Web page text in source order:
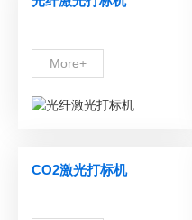
More+
CO2激光打标机